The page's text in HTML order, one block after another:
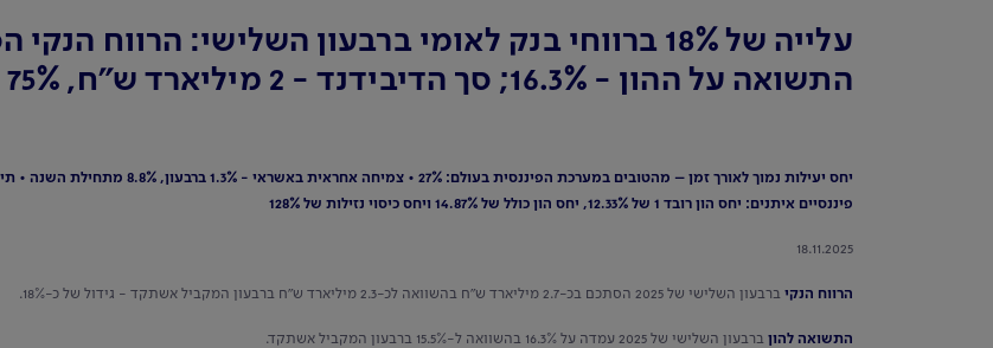
התשואה על ההון - 16.3%; סך הדיבידנד - 2 מיליארד ש"ח, 75% מהרווח הנקי
פיננסיים איתנים: יחס הון רובד 1 של 12.33%, יחס הון כולל של 14.87% ויחס כיסוי נזילות של 128%
18.11.2025
הרווח הנקיברבעון השלישי של 2025 הסתכם בכ-2.7 מיליארד ש"ח בהשוואה לכ-2.3 מיליארד ש"ח ברבעון המקביל אשתקד - גידול של כ-18%.
התשואה להון ברבעון השלישי של 2025 עמדה על 16.3% בהשוואה ל-15.5% ברבעון המקביל אשתקד.